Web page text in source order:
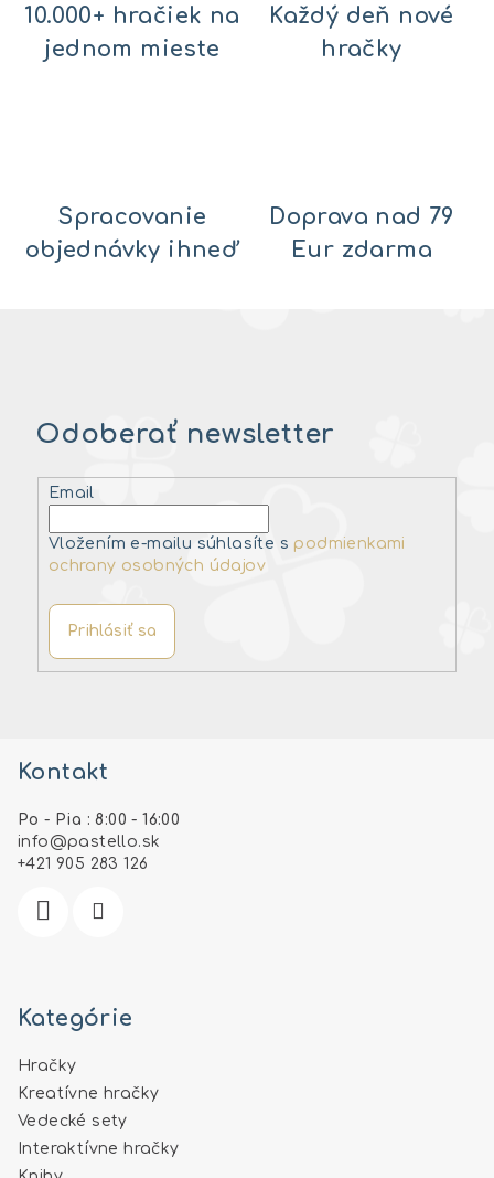
10.000+ hračiek na
jednom mieste
Každý deň nové
hračky
Spracovanie
objednávky ihneď
Doprava nad 79
Eur zdarma
Odoberať newsletter
Email
Vložením e-mailu súhlasíte s podmienkami
ochrany osobných údajov
Prihlásiť sa
Kontakt
Po - Pia : 8:00 - 16:00
info @pastello.sk
+421 905 283 126
Kategórie
Hračky
Kreatívne hračky
Vedecké sety
Interaktívne hračky